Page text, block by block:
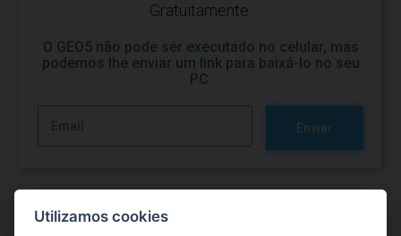
Gratuitamente.
O GEO5 não pode ser executado no celular, mas
podemos lhe enviar um link para baixá-lo no seu
PC.
Enviar
Utilizamos cookies